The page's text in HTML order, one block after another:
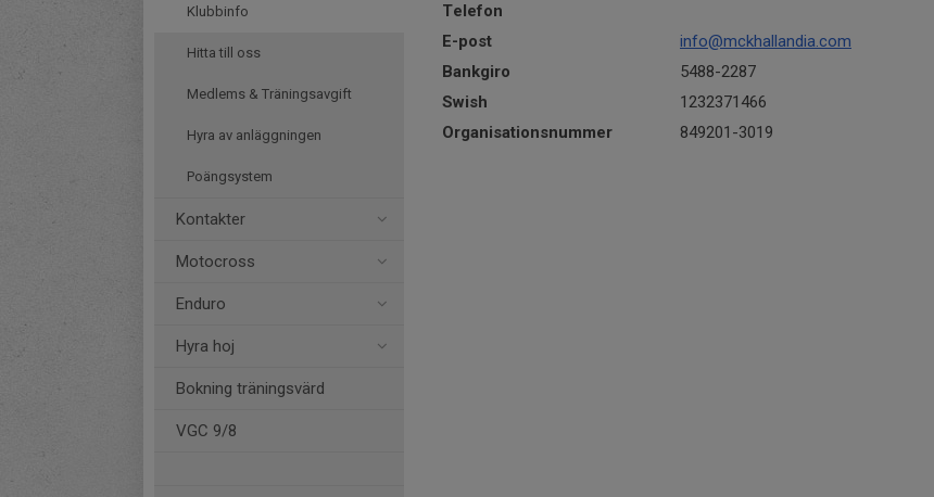
Klubbinfo
Hitta till oss
Medlems & Träningsavgift
Hyra av anläggningen
Poängsystem
Kontakter
Motocross
Enduro
Hyra hoj
Bokning träningsvärd
VGC 9/8
Telefon
E-post
info@mckhallandia.com
Bankgiro
5488-2287
Swish
1232371466
Organisationsnummer
849201-3019